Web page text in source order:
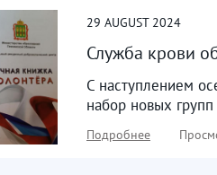
29 AUGUST 2024
Служба крови
С наступлением
набор новых
Подробнее